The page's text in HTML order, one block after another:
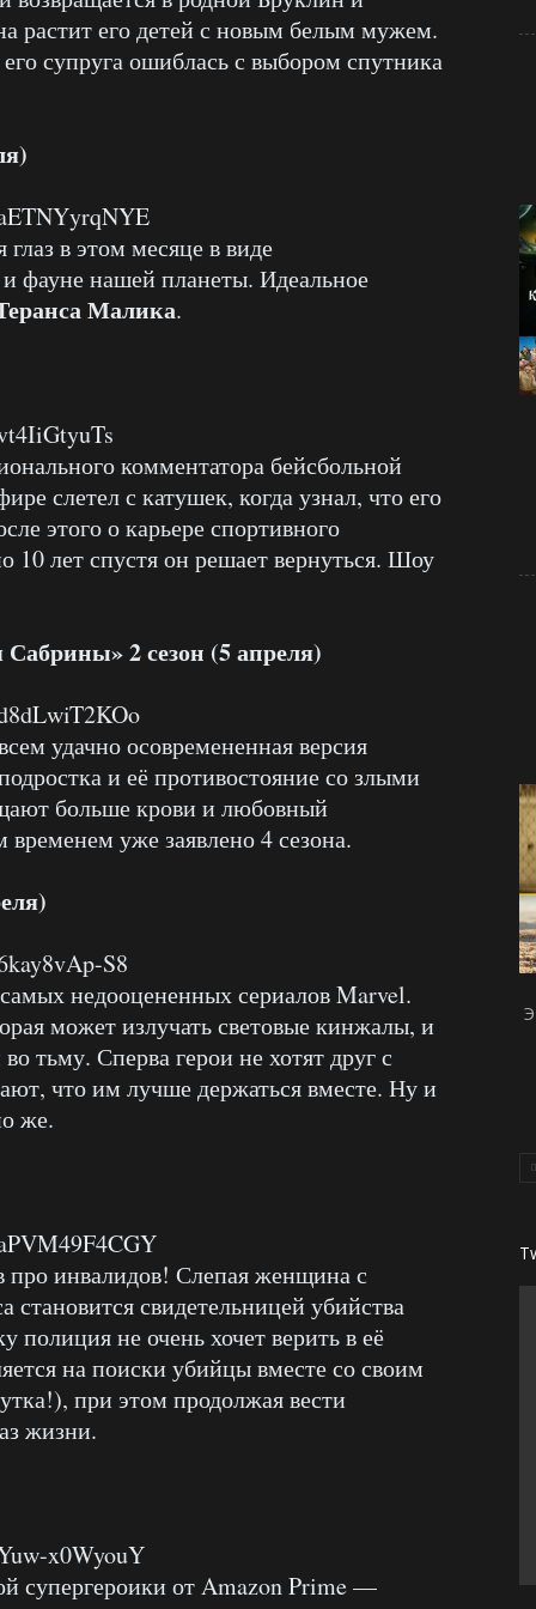
растит его детей с новым белым мужем.
супруга ошиблась с выбором спутника
в этом месяце в виде
фауне нашей планеты. Идеальное
Малика.
комментатора бейсбольной
слетел с катушек, когда узнал, что его
этого о карьере спортивного
лет спустя он решает вернуться. Шоу
2 сезон (5 апреля)
удачно осовремененная версия
и её противостояние со злыми
больше крови и любовный
уже заявлено 4 сезона.
S8
недооцененных сериалов Marvel.
может излучать световые кинжалы, и
тьму. Сперва герои не хотят друг с
что им лучше держаться вместе. Ну и
же.
про инвалидов! Слепая женщина с
свидетельницей убийства
полиция не очень хочет верить в её
на поиски убийцы вместе со своим
при этом продолжая вести
жизни.
x0WyouY
супергероики от Amazon Prime —